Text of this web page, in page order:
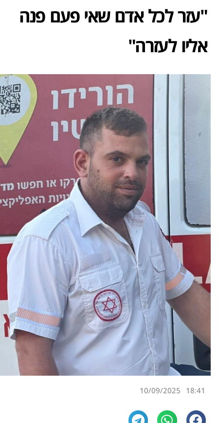
"עזר לכל אדם שאי פעם פנה
אליו לעזרה"
18:41
10/09/2025